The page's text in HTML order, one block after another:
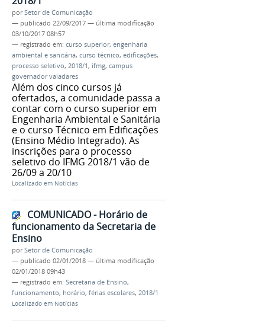
porSetor de Comunicação
— publicado 22/09/2017 — última modificação
03/10/2017 08h57
— registrado em: curso superior, engenharia
ambiental e sanitária, curso técnico, edificações,
processo seletivo, 2018/1, ifmg, campus
governador valadares
Além dos cinco cursos já
ofertados, a comunidade passa a
contar com o curso superior em
Engenharia Ambiental e Sanitária
e o curso Técnico em Edificações
(Ensino Médio Integrado). As
inscrições para o processo
seletivo do IFMG 2018/1 vão de
26/09 a 20/10
Localizado em Notícias
COMUNICADO - Horário de
funcionamento da Secretaria de
Ensino
porSetor de Comunicação
— publicado 02/01/2018 — última modificação
02/01/2018 09h43
— registrado em: Secretaria de Ensino,
funcionamento, horário, férias escolares, 2018/1
Localizado em Notícias